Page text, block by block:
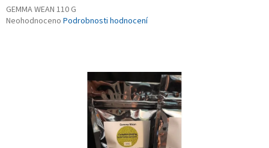
GEMMA WEAN 110 G
Průměrné
Neohodnoceno Podrobnosti hodnocení